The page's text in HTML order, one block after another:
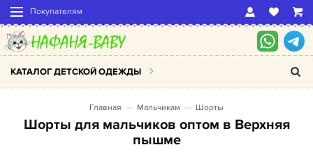
Покупателям
КАТАЛОГ ДЕТСКОЙ ОДЕЖДЫ
Главная Мальчикам Шорты
Шорты для мальчиков оптом в Верхняя
пышме